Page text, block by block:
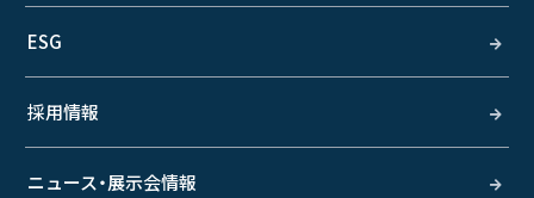
ESG
採用情報
ニュース・展示会情報